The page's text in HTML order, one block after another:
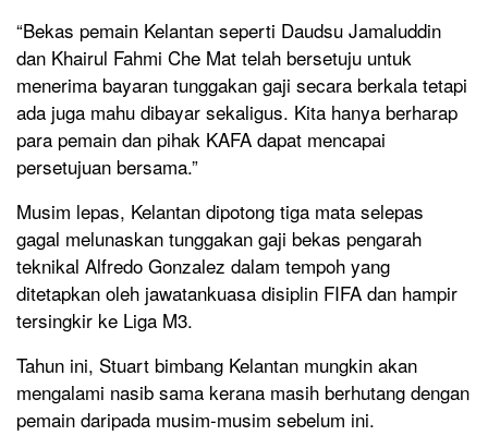
“Bekas pemain Kelantan seperti Daudsu Jamaluddin
dan Khairul Fahmi Che Mat telah bersetuju untuk
menerima bayaran tunggakan gaji secara berkala tetapi
ada juga mahu dibayar sekaligus. Kita hanya berharap
para pemain dan pihak KAFA dapat mencapai
persetujuan bersama.”
Musim lepas, Kelantan dipotong tiga mata selepas
gagal melunaskan tunggakan gaji bekas pengarah
teknikal Alfredo Gonzalez dalam tempoh yang
ditetapkan oleh jawatankuasa disiplin FIFA dan hampir
tersingkir ke Liga M3.
Tahun ini, Stuart bimbang Kelantan mungkin akan
mengalami nasib sama kerana masih berhutang dengan
pemain daripada musim-musim sebelum ini.